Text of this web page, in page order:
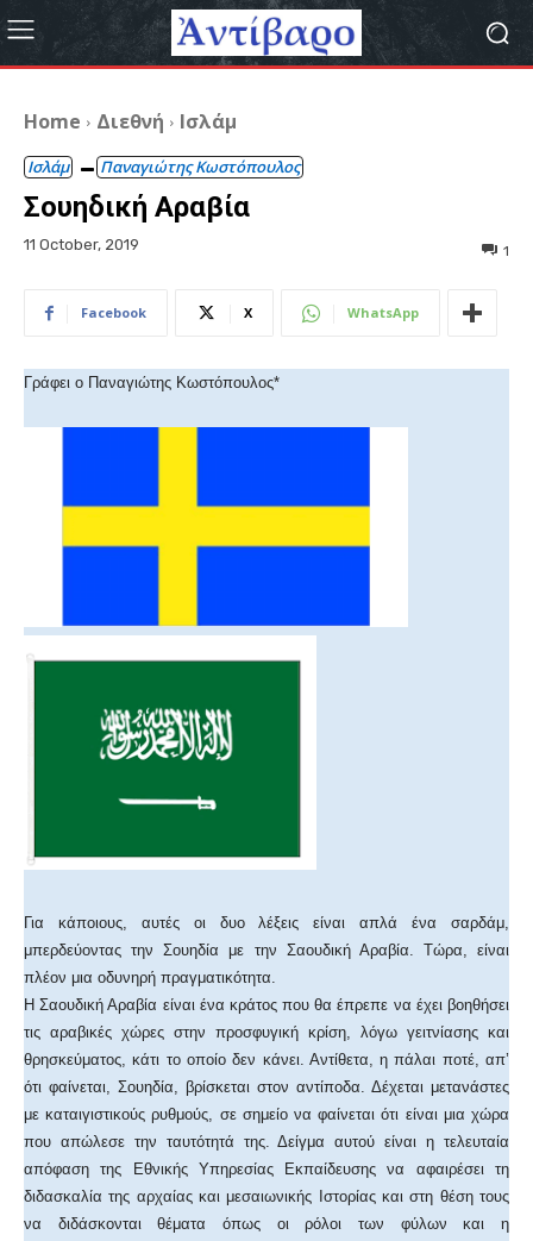
Home Διεθνή Ισλάμ
Ισλάμ Παναγιώτης Κωστόπουλος
Σουηδική Αραβία
11 October, 2019 1
Facebook X WhatsApp
Γράφει ο Παναγιώτης Κωστόπουλος*
Για κάποιους, αυτές οι δυο λέξεις είναι απλά ένα σαρδάμ,
μπερδεύοντας την Σουηδία με την Σαουδική Αραβία. Τώρα, είναι
πλέον μια οδυνηρή πραγματικότητα.
Η Σαουδική Αραβία είναι ένα κράτος που θα έπρεπε να έχει βοηθήσει
τις αραβικές χώρες στην προσφυγική κρίση, λόγω γειτνίασης και
θρησκεύματος, κάτι το οποίο δεν κάνει. Αντίθετα, η πάλαι ποτέ, απ’
ότι φαίνεται, Σουηδία, βρίσκεται στον αντίποδα. Δέχεται μετανάστες
με καταιγιστικούς ρυθμούς, σε σημείο να φαίνεται ότι είναι μια χώρα
που απώλεσε την ταυτότητά της. Δείγμα αυτού είναι η τελευταία
απόφαση της Εθνικής Υπηρεσίας Εκπαίδευσης να αφαιρέσει τη
διδασκαλία της αρχαίας και μεσαιωνικής Ιστορίας και στη θέση τους
να διδάσκονται θέματα όπως οι ρόλοι των φύλων και η